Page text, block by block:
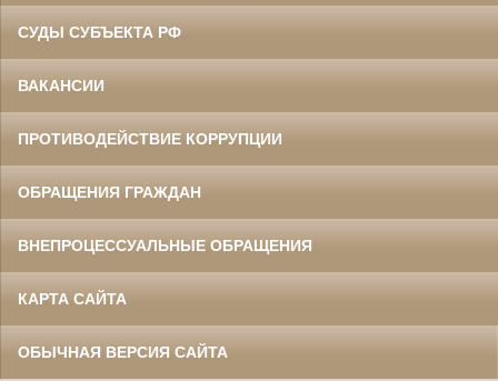
СУДЫ СУБЪЕКТА РФ
ВАКАНСИИ
ПРОТИВОДЕЙСТВИЕ КОРРУПЦИИ
ОБРАЩЕНИЯ ГРАЖДАН
ВНЕПРОЦЕССУАЛЬНЫЕ ОБРАЩЕНИЯ
КАРТА САЙТА
ОБЫЧНАЯ ВЕРСИЯ САЙТА